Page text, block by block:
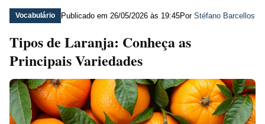
Vocabulário Publicado em 26/05/2026 às 19:45Por Stéfano Barcellos
Tipos de Laranja: Conheça as
Principais Variedades